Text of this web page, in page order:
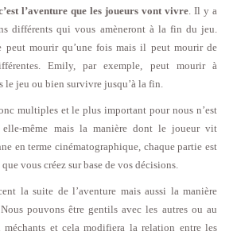
l’aventure que les joueurs vont vivre. Il y a
différents qui vous amèneront à la fin du jeu.
peut mourir qu’une fois mais il peut mourir de
Emily, par exemple, peut mourir à
le jeu ou bien survivre jusqu’à la fin.
multiples et le plus important pour nous n’est
même mais la manière dont le joueur vit
en terme cinématographique, chaque partie est
vous créez sur base de vos décisions.
la suite de l’aventure mais aussi la manière
pouvons être gentils avec les autres ou au
méchants et cela modifiera la relation entre les